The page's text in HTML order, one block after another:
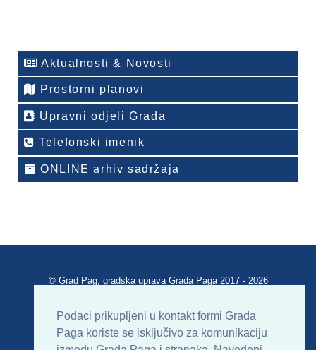
Podaci prikupljeni u kontakt formi Grada
Paga koriste se isključivo za komunikaciju
Aktualnosti & Novosti
Prostorni planovi
Upravni odjeli Grada
Telefonski imenik
ONLINE arhiv sadržaja
© Grad Pag, gradska uprava Grada Paga 2017 - 2026